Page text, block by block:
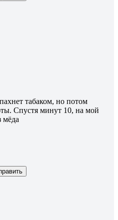
табаком, но потом
Спустя минут 10, на мой
мëда